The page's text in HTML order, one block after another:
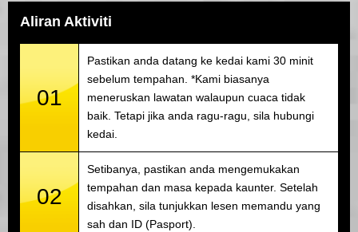
Aliran Aktiviti
01
Pastikan anda datang ke kedai kami 30 minit
sebelum tempahan. *Kami biasanya
meneruskan lawatan walaupun cuaca tidak
baik. Tetapi jika anda ragu-ragu, sila hubungi
kedai.
02
Setibanya, pastikan anda mengemukakan
tempahan dan masa kepada kaunter. Setelah
disahkan, sila tunjukkan lesen memandu yang
sah dan ID (Pasport).